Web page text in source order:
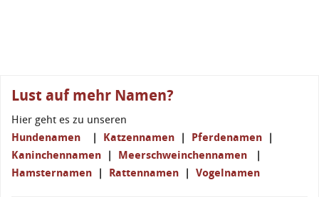
Lust auf mehr Namen?
Hier geht es zu unseren
Hundenamen | Katzennamen | Pferdenamen |
Kaninchennamen | Meerschweinchennamen |
Hamsternamen | Rattennamen | Vogelnamen